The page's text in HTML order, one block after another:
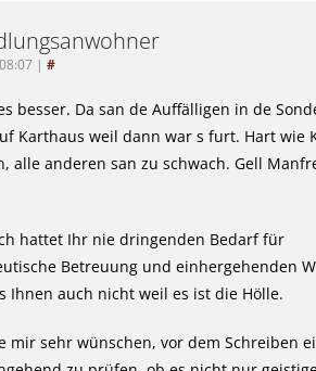
| #
besser. Da san de Auffälligen in de
Karthaus weil dann war s furt. Hart wie
alle anderen san zu schwach. Gell
hattet Ihr nie dringenden Bedarf für
Betreuung und einhergehenden
Ihnen auch nicht weil es ist die Hölle.
mir sehr wünschen, vor dem Schreiben